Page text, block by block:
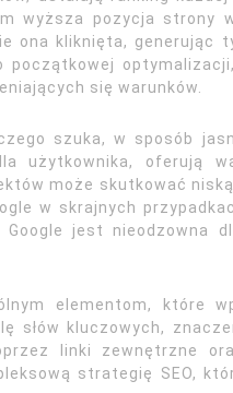
wyższa pozycja strony
ona kliknięta, generując
początkowej
się warunków.
szuka, w sposób
użytkownika, oferują
może skutkować
w skrajnych
jest nieodzowna
elementom, które
słów kluczowych,
linki zewnętrzne
strategię SEO,